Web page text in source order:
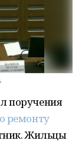
поручения
ремонту
Жильцы